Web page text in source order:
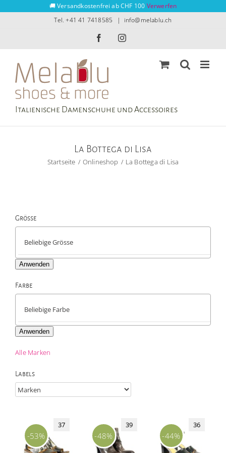
🚚 Versandkostenfrei ab CHF 100 Verwerfen
Tel. +41 41 7418585 | info@melablu.ch
FacebookInstagram
Italienische Damenschuhe und Accessoires
La Bottega di Lisa
Startseite Onlineshop La Bottega di Lisa
-53%
37
-48%
39
-44%
36
Grösse
Anwenden
Farbe
Anwenden
Alle Marken
Labels